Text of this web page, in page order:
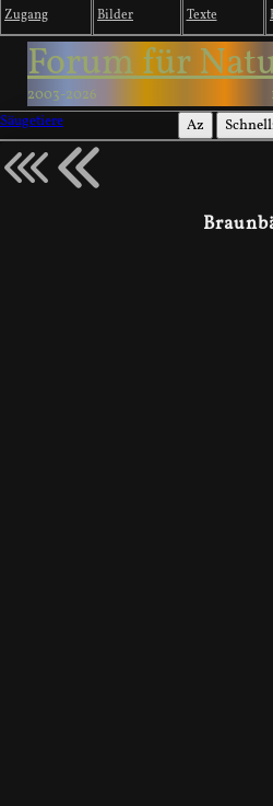
Zugang Bilder Texte
Forum für
2003-2026
Säugetiere
Az